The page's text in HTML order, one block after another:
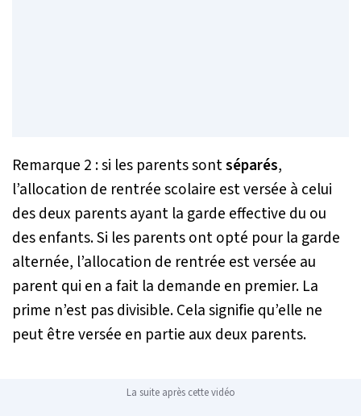
Remarque 2 : si les parents sontséparés,
l’allocation de rentrée scolaire est versée à celui
des deux parents ayant la garde effective du ou
des enfants. Si les parents ont opté pour la garde
alternée, l’allocation de rentrée est versée au
parent qui en a fait la demande en premier. La
prime n’est pas divisible. Cela signifie qu’elle ne
peut être versée en partie aux deux parents.
La suite après cette vidéo